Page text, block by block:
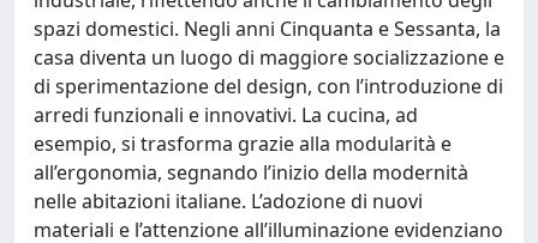
spazi domestici. Negli anni Cinquanta e Sessanta, la
casa diventa un luogo di maggiore socializzazione e
di sperimentazione del design, con l’introduzione di
arredi funzionali e innovativi. La cucina, ad
esempio, si trasforma grazie alla modularità e
all’ergonomia, segnando l’inizio della modernità
nelle abitazioni italiane. L’adozione di nuovi
materiali e l’attenzione all’illuminazione evidenziano